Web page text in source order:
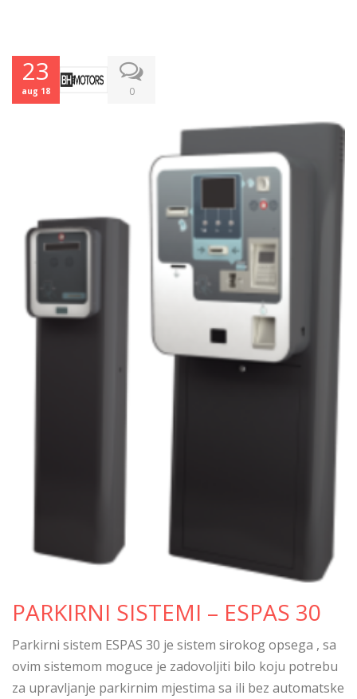
23
aug 18 0
PARKIRNI SISTEMI – ESPAS 30
Parkirni sistem ESPAS 30 je sistem sirokog opsega , sa
ovim sistemom moguce je zadovoljiti bilo koju potrebu
za upravljanje parkirnim mjestima sa ili bez automatske